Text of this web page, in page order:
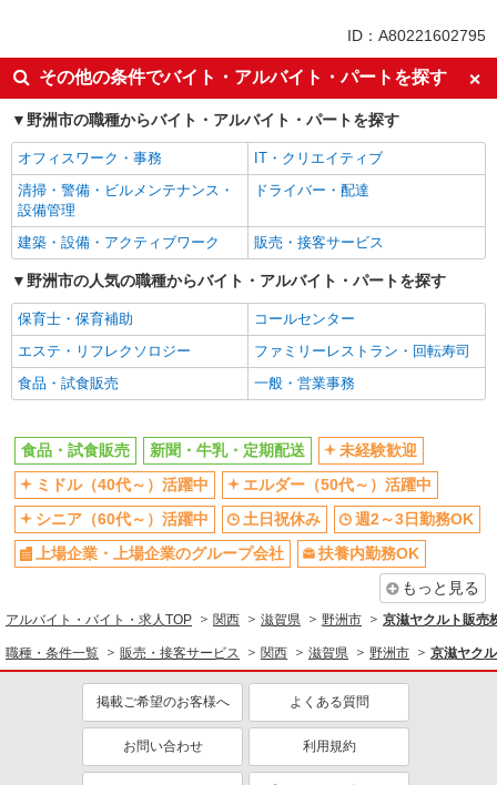
未経験歓迎
ミドル（40代～）活躍中
土日祝休み
週2～3日勤務OK
上場企業・上場企業のグループ会
社
扶養内勤務OK
副業・WワークOK
交通費支給
社員登用あり
ID：A80221602795
その他の条件でバイト・アルバイト・パートを探す
野洲市の職種からバイト・アルバイト・パートを探す
オフィスワーク・事務
IT・クリエイティブ
清掃・警備・ビルメンテナンス・
設備管理
ドライバー・配達
建築・設備・アクティブワーク 販売・接客サービス
野洲市の人気の職種からバイト・アルバイト・パートを探す
保育士・保育補助
コールセンター
エステ・リフレクソロジー
ファミリーレストラン・回転寿司
食品・試食販売
一般・営業事務
食品・試食販売 新聞・牛乳・定期配送
未経験歓迎
ミドル（40代～）活躍中
エルダー（50代～）活躍中
シニア（60代～）活躍中
土日祝休み
週2～3日勤務OK
上場企業・上場企業のグループ会社
扶養内勤務OK
もっと見る
アルバイト・バイト・求人TOP 関西 滋賀県 野洲市 京滋ヤクルト販売
職種・条件一覧 販売・接客サービス 関西 滋賀県 野洲市 京滋ヤク
掲載ご希望のお客様へ よくある質問
お問い合わせ 利用規約